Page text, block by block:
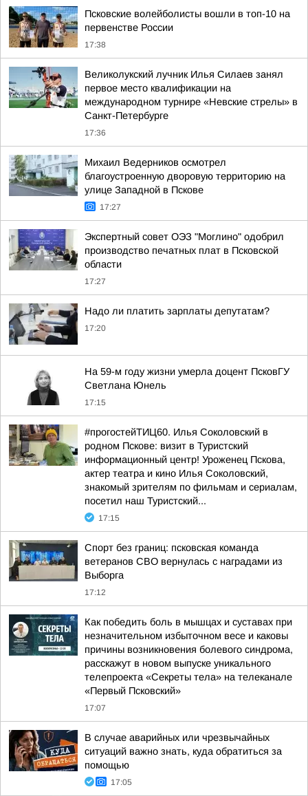
Псковские волейболисты вошли в топ-10 на
первенстве России
17:38
Великолукский лучник Илья Силаев занял
первое место квалификации на
международном турнире «Невские стрелы» в
Санкт-Петербурге
17:36
Михаил Ведерников осмотрел
благоустроенную дворовую территорию на
улице Западной в Пскове
17:27
Экспертный совет ОЭЗ "Моглино" одобрил
производство печатных плат в Псковской
области
17:27
Надо ли платить зарплаты депутатам?
17:20
На 59-м году жизни умерла доцент ПсковГУ
Светлана Юнель
17:15
#прогостейТИЦ60. Илья Соколовский в
родном Пскове: визит в Туристский
информационный центр! Уроженец Пскова,
актер театра и кино Илья Соколовский,
знакомый зрителям по фильмам и сериалам,
посетил наш Туристский...
17:15
Спорт без границ: псковская команда
ветеранов СВО вернулась с наградами из
Выборга
17:12
Как победить боль в мышцах и суставах при
незначительном избыточном весе и каковы
причины возникновения болевого синдрома,
расскажут в новом выпуске уникального
телепроекта «Секреты тела» на телеканале
«Первый Псковский»
17:07
В случае аварийных или чрезвычайных
ситуаций важно знать, куда обратиться за
помощью
17:05